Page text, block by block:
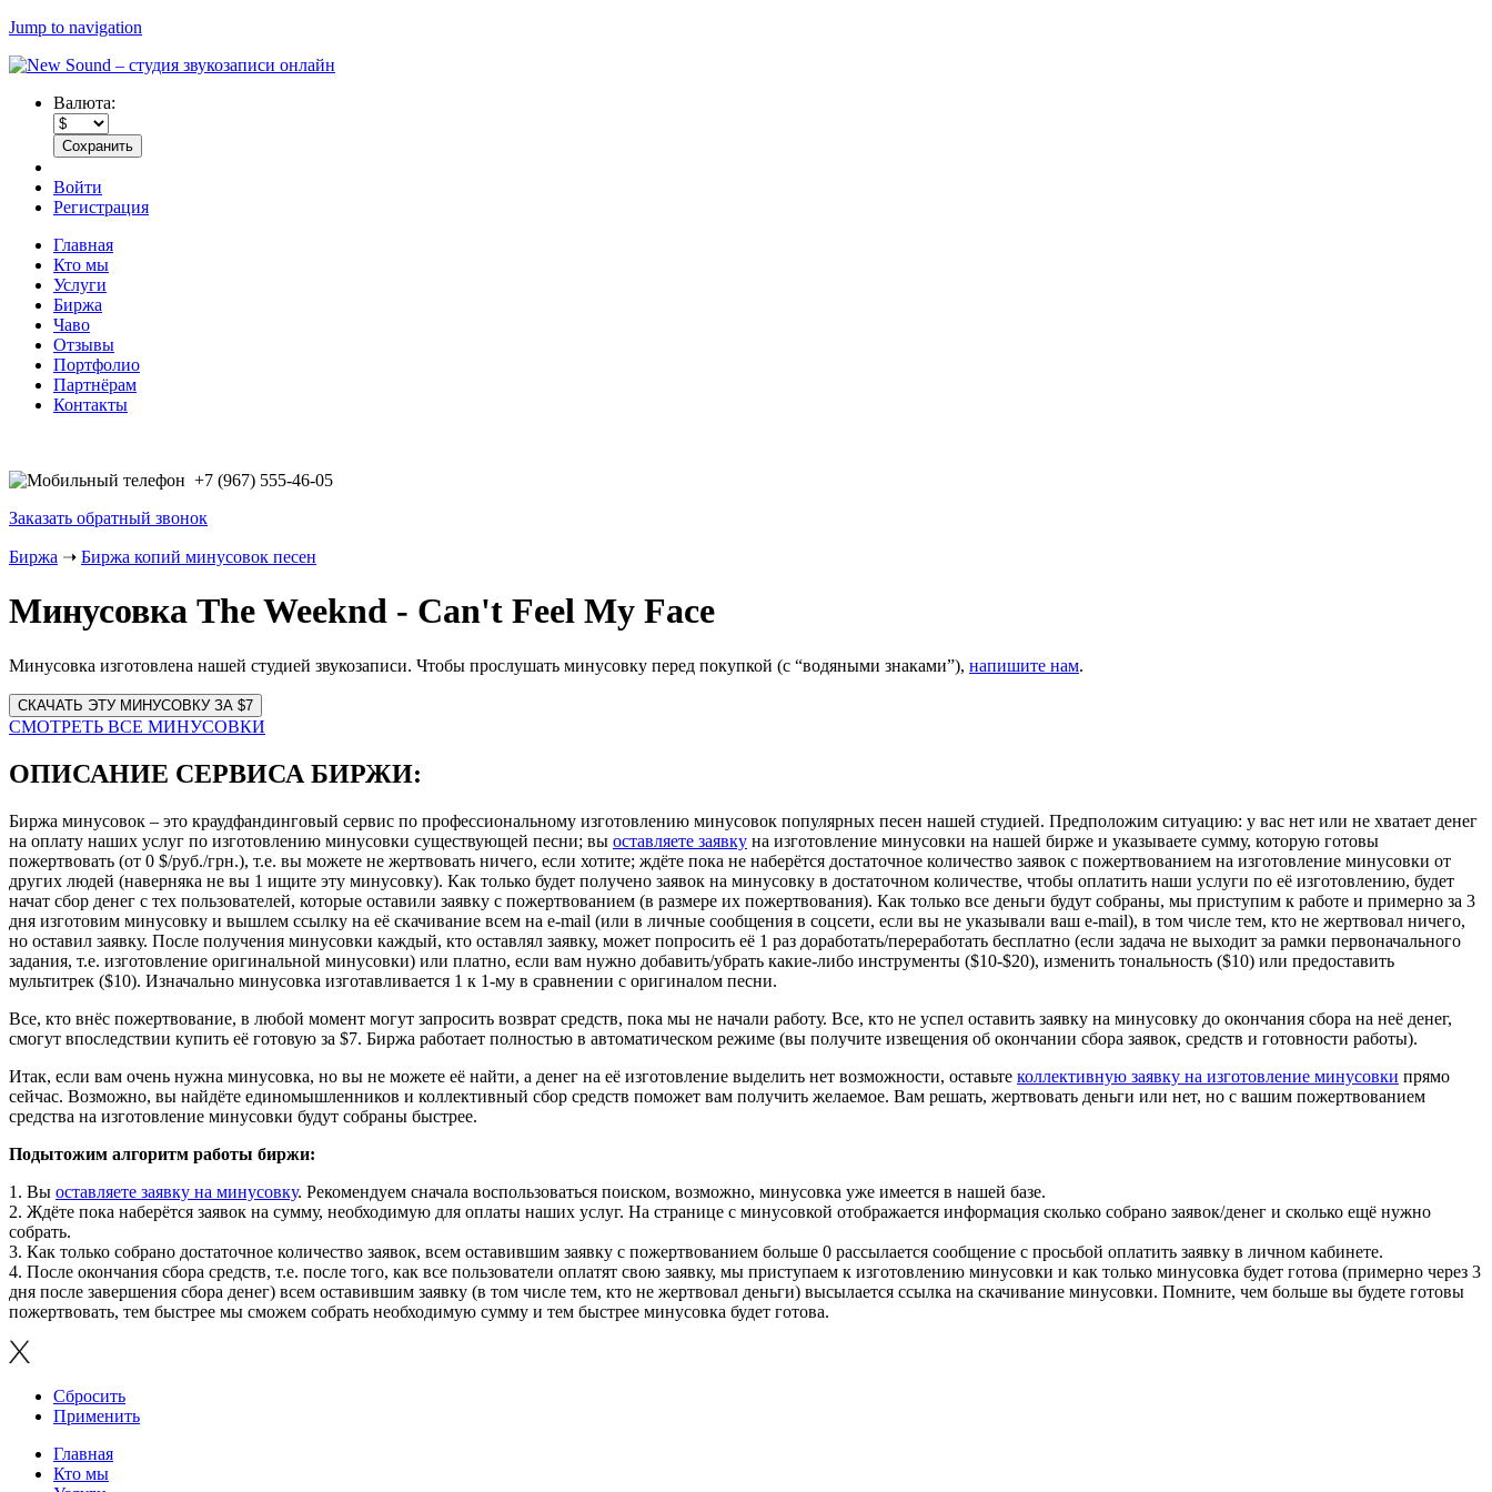
Jump to navigation
Валюта:
Войти
Регистрация
Главная
Кто мы
Услуги
Биржа
Чаво
Отзывы
Портфолио
Партнёрам
Контакты
+7 (967) 555-46-05
Заказать обратный звонок
Биржа ➝ Биржа копий минусовок песен
Минусовка The Weeknd - Can't Feel My Face
Минусовка изготовлена нашей студией звукозаписи. Чтобы прослушать минусовку перед покупкой (с “водяными знаками”), напишите нам.
Website
URL
СМОТРЕТЬ ВСЕ МИНУСОВКИ
ОПИСАНИЕ СЕРВИСА БИРЖИ:
Биржа минусовок – это краудфандинговый сервис по профессиональному изготовлению минусовок популярных песен нашей студией. Предположим ситуацию: у вас нет или не хватает денег
на оплату наших услуг по изготовлению минусовки существующей песни; вы оставляете заявку на изготовление минусовки на нашей бирже и указываете сумму, которую готовы
пожертвовать (от 0 $/руб./грн.), т.е. вы можете не жертвовать ничего, если хотите; ждёте пока не наберётся достаточное количество заявок с пожертвованием на изготовление минусовки от
других людей (наверняка не вы 1 ищите эту минусовку). Как только будет получено заявок на минусовку в достаточном количестве, чтобы оплатить наши услуги по её изготовлению, будет
начат сбор денег с тех пользователей, которые оставили заявку с пожертвованием (в размере их пожертвования). Как только все деньги будут собраны, мы приступим к работе и примерно за 3
дня изготовим минусовку и вышлем ссылку на её скачивание всем на e-mail (или в личные сообщения в соцсети, если вы не указывали ваш e-mail), в том числе тем, кто не жертвовал ничего,
но оставил заявку. После получения минусовки каждый, кто оставлял заявку, может попросить её 1 раз доработать/переработать бесплатно (если задача не выходит за рамки первоначального
задания, т.е. изготовление оригинальной минусовки) или платно, если вам нужно добавить/убрать какие-либо инструменты ($10-$20), изменить тональность ($10) или предоставить
мультитрек ($10). Изначально минусовка изготавливается 1 к 1-му в сравнении с оригиналом песни.
Все, кто внёс пожертвование, в любой момент могут запросить возврат средств, пока мы не начали работу. Все, кто не успел оставить заявку на минусовку до окончания сбора на неё денег,
смогут впоследствии купить её готовую за $7. Биржа работает полностью в автоматическом режиме (вы получите извещения об окончании сбора заявок, средств и готовности работы).
Итак, если вам очень нужна минусовка, но вы не можете её найти, а денег на её изготовление выделить нет возможности, оставьте коллективную заявку на изготовление минусовки прямо
сейчас. Возможно, вы найдёте единомышленников и коллективный сбор средств поможет вам получить желаемое. Вам решать, жертвовать деньги или нет, но с вашим пожертвованием
средства на изготовление минусовки будут собраны быстрее.
Подытожим алгоритм работы биржи:
1. Вы оставляете заявку на минусовку. Рекомендуем сначала воспользоваться поиском, возможно, минусовка уже имеется в нашей базе.
2. Ждёте пока наберётся заявок на сумму, необходимую для оплаты наших услуг. На странице с минусовкой отображается информация сколько собрано заявок/денег и сколько ещё нужно
собрать.
3. Как только собрано достаточное количество заявок, всем оставившим заявку с пожертвованием больше 0 рассылается сообщение с просьбой оплатить заявку в личном кабинете.
4. После окончания сбора средств, т.е. после того, как все пользователи оплатят свою заявку, мы приступаем к изготовлению минусовки и как только минусовка будет готова (примерно через 3
дня после завершения сбора денег) всем оставившим заявку (в том числе тем, кто не жертвовал деньги) высылается ссылка на скачивание минусовки. Помните, чем больше вы будете готовы
пожертвовать, тем быстрее мы сможем собрать необходимую сумму и тем быстрее минусовка будет готова.
Сбросить
Применить
Главная
Кто мы